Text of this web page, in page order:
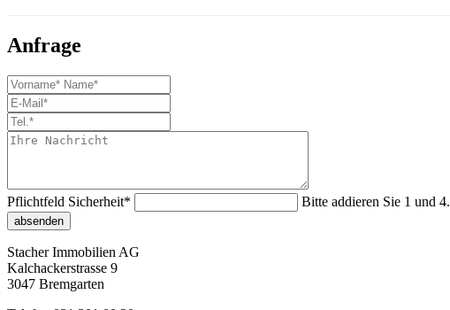
Anfrage
Pflichtfeld Sicherheit* Bitte addieren Sie 1 und 4.
absenden
Stacher Immobilien AG
Kalchackerstrasse 9
3047 Bremgarten